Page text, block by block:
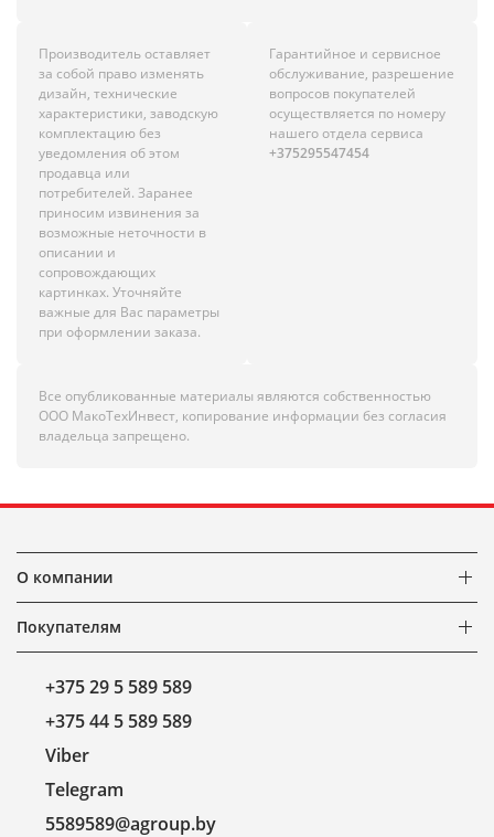
Производитель оставляет
за собой право изменять
дизайн, технические
характеристики, заводскую
комплектацию без
уведомления об этом
продавца или
потребителей. Заранее
приносим извинения за
возможные неточности в
описании и
сопровождающих
картинках. Уточняйте
важные для Вас параметры
при оформлении заказа.
Гарантийное и сервисное
обслуживание, разрешение
вопросов покупателей
осуществляется по номеру
нашего отдела сервиса
+375295547454
Все опубликованные материалы являются собственностью
ООО МакоТехИнвест, копирование информации без согласия
владельца запрещено.
О компании
Покупателям
+375 29 5 589 589
+375 44 5 589 589
Viber
Telegram
5589589@agroup.by